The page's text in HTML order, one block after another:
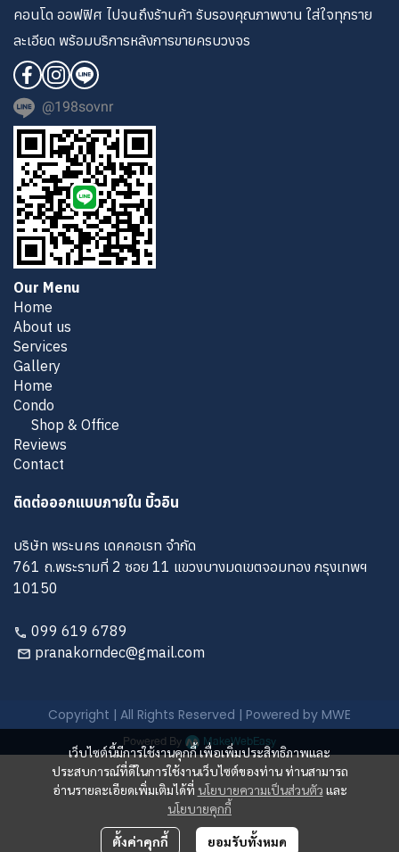
เว็บไซต์นี้มีการใช้งานคุกกี้ เพื่อเพิ่มประสิทธิภาพและ
ประสบการณ์ที่ดีในการใช้งานเว็บไซต์ของท่าน ท่านสามารถ
อ่านรายละเอียดเพิ่มเติมได้ที่ นโยบายความเป็นส่วนตัว และ
นโยบายคุกกี้
ตั้งค่าคุกกี้ ยอมรับทั้งหมด
คอนโด ออฟฟิศ ไปจนถึงร้านค้า รับรองคุณภาพงาน ใส่ใจทุกราย
ละเอียด พร้อมบริการหลังการขายครบวงจร
@198sovnr
Our Menu
Home
About us
Services
Gallery
Home
Condo
Shop & Office
Reviews
Contact
ติดต่อออกแบบภายใน บิ้วอิน
บริษัท พระนคร เดคคอเรท จำกัด
761 ถ.พระรามที่ 2 ซอย 11 แขวงบางมดเขตจอมทอง กรุงเทพฯ
10150
099 619 6789
pranakorndec@gmail.com
Copyright | All Rights Reserved | Powered by MWE
Powered By MakeWebEasy